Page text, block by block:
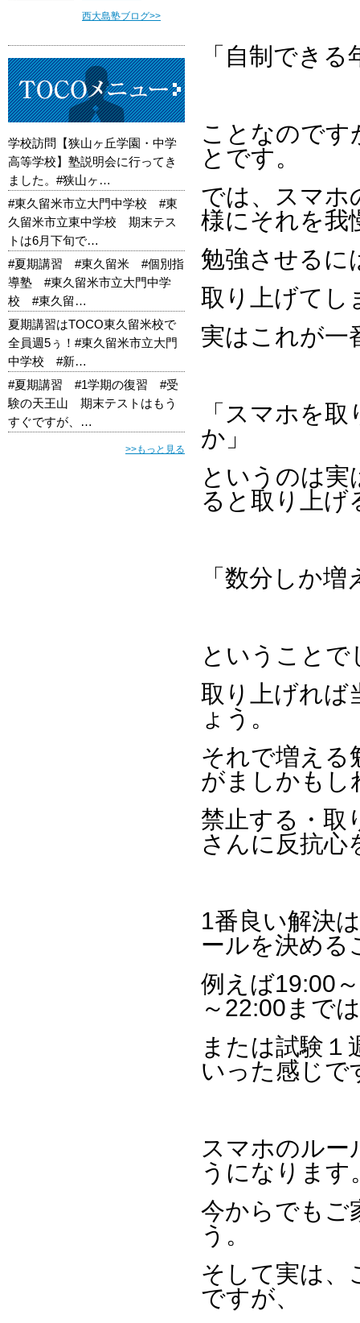
「自制でき
ことなのです
とです。
では、スマホ
様にそれを我
勉強させるに
取り上げてし
実はこれが一
「スマホを
か」
というのは
ると取り上げ
「数分しか
ということで
取り上げれば
ょう。
それで増える
がましかもし
禁止する・取
さんに反抗心
1番良い解決
ールを決める
例えば19:00
～22:00まで
または試験１
いった感じで
スマホのルー
うになります
今からでもご
う。
そして実は、
ですが、
西大島塾ブログ>>
学校訪問【狭山ヶ丘学園・中学
高等学校】塾説明会に行ってき
ました。#狭山ヶ…
#東久留米市立大門中学校 #東
久留米市立東中学校 期末テス
トは6月下旬で…
#夏期講習 #東久留米 #個別指
導塾 #東久留米市立大門中学
校 #東久留…
夏期講習はTOCO東久留米校で
全員週5ぅ！#東久留米市立大門
中学校 #新…
#夏期講習 #1学期の復習 #受
験の天王山 期末テストはもう
すぐですが、…
>>もっと見る